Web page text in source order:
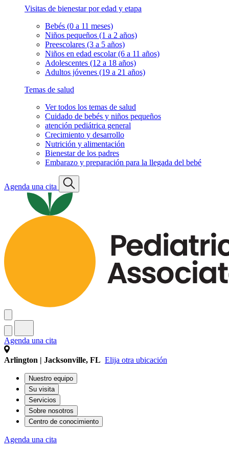
Visitas de bienestar por edad y etapa
Bebés (0 a 11 meses)
Niños pequeños (1 a 2 años)
Preescolares (3 a 5 años)
Niños en edad escolar (6 a 11 años)
Adolescentes (12 a 18 años)
Adultos jóvenes (19 a 21 años)
Temas de salud
Ver todos los temas de salud
Cuidado de bebés y niños pequeños
atención pediátrica general
Crecimiento y desarrollo
Nutrición y alimentación
Bienestar de los padres
Embarazo y preparación para la llegada del bebé
Agenda una cita
Agenda una cita
Arlington | Jacksonville, FL Elija otra ubicación
Nuestro equipo
Su visita
Servicios
Sobre nosotros
Centro de conocimiento
Agenda una cita